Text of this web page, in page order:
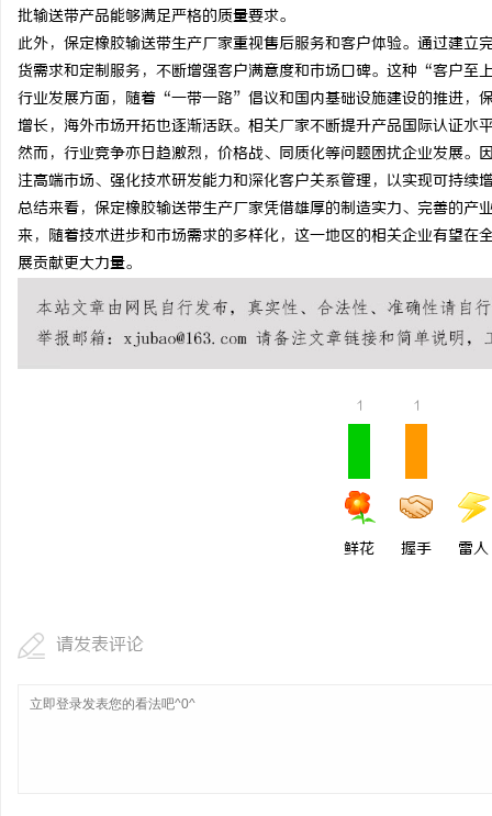
批输送带产品能够满足严格的质量要求。
此外，保定橡胶输送带生产厂家重视售后服务和客户体验。通过建
货需求和定制服务，不断增强客户满意度和市场口碑。这种“客户至
行业发展方面，随着“一带一路”倡议和国内基础设施建设的推进，
增长，海外市场开拓也逐渐活跃。相关厂家不断提升产品国际认证水
然而，行业竞争亦日趋激烈，价格战、同质化等问题困扰企业发展
注高端市场、强化技术研发能力和深化客户关系管理，以实现可持续
总结来看，保定橡胶输送带生产厂家凭借雄厚的制造实力、完善的
来，随着技术进步和市场需求的多样化，这一地区的相关企业有望
展贡献更大力量。
1
鲜花
1
握手 雷人
请发表评论
干燥症患者口干眼燥熬
来？老中医：一张辨证